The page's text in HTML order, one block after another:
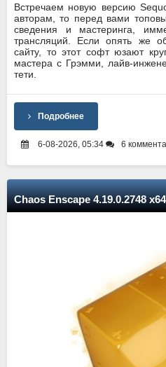
Встречаем новую версию
авторам, то перед вами
сведения и мастеринга,
трансляций. Если опять же
сайту, то этот софт юзают
мастера с Грэмми, лайв-
тети.
Подробнее
6-08-2026, 05:34 6
Chaos Enscape 4.19.0.2748